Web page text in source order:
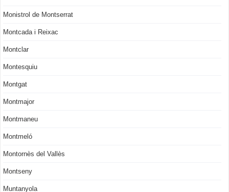
Monistrol de Montserrat
Montcada i Reixac
Montclar
Montesquiu
Montgat
Montmajor
Montmaneu
Montmeló
Montornès del Vallès
Montseny
Muntanyola